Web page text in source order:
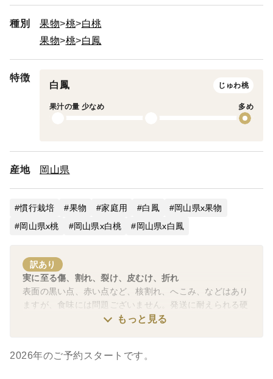
種別 果物 桃
白桃
果物
桃 白鳳
特徴
白鳳 じゅわ桃
果汁の量 少なめ 多め
産地 岡山県
慣行栽培 果物 家庭用 白鳳
岡山県x果物
岡山県x桃
岡山県x白桃 岡山県x白鳳
訳あり
実に至る傷、割れ、裂け、皮むけ、折れ
表面の黒い点、赤い点など、核割れ、へこみ、などはあり
ますが、食味には問題ございません。発送に耐えられる硬
さで発送しておりますので、到着時に傷みが出ている事は
もっと見る
2026年のご予約スタートです。